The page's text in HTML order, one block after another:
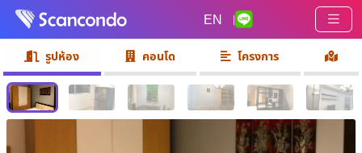
EN |
รูปห้อง คอนโด โครงการ